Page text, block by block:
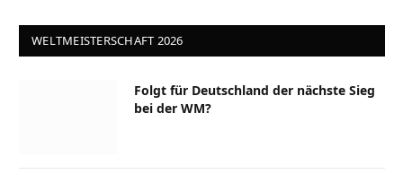
WELTMEISTERSCHAFT 2026
Folgt für Deutschland der nächste Sieg
bei der WM?